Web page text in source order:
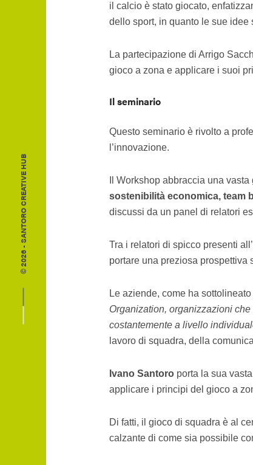
© 2026 - SANTORO CREATIVE HUB
il calcio è stato giocato,
dello sport, in quanto le sue
La partecipazione di Arrigo
gioco a zona e applicare i suoi
Il seminario
Questo seminario è rivolto a
l’innovazione.
Il Workshop abbraccia una
sostenibilità economica, team
discussi da un panel di relatori
Tra i relatori di spicco presenti
portare una preziosa prospettiva
Le aziende, come ha sottolineato
Organization, organizzazioni
costantemente a livello
lavoro di squadra, della
Ivano Santoroporta la sua
applicare i principi del gioco a
Di fatti, il gioco di squadra è al
calzante di come sia possibile